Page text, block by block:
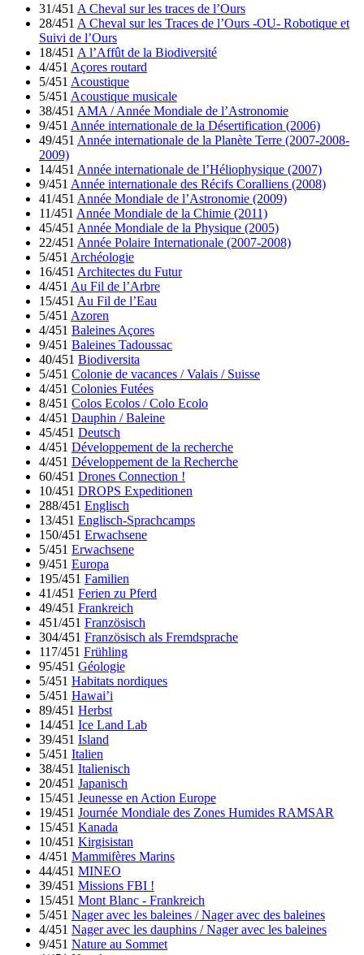
31/451 A Cheval sur les traces de l’Ours
28/451 A Cheval sur les Traces de l’Ours -OU- Robotique et
Suivi de l’Ours
18/451 A l’Affût de la Biodiversité
4/451 Açores routard
5/451 Acoustique
5/451 Acoustique musicale
38/451 AMA / Année Mondiale de l’Astronomie
9/451 Année internationale de la Désertification (2006)
49/451 Année internationale de la Planète Terre (2007-2008-
2009)
14/451 Année internationale de l’Héliophysique (2007)
9/451 Année internationale des Récifs Coralliens (2008)
41/451 Année Mondiale de l’Astronomie (2009)
11/451 Année Mondiale de la Chimie (2011)
45/451 Année Mondiale de la Physique (2005)
22/451 Année Polaire Internationale (2007-2008)
5/451 Archéologie
16/451 Architectes du Futur
4/451 Au Fil de l’Arbre
15/451 Au Fil de l’Eau
5/451 Azoren
4/451 Baleines Açores
9/451 Baleines Tadoussac
40/451 Biodiversita
5/451 Colonie de vacances / Valais / Suisse
4/451 Colonies Futées
8/451 Colos Ecolos / Colo Ecolo
4/451 Dauphin / Baleine
45/451 Deutsch
4/451 Développement de la recherche
4/451 Développement de la Recherche
60/451 Drones Connection !
10/451 DROPS Expeditionen
288/451 Englisch
13/451 Englisch-Sprachcamps
150/451 Erwachsene
5/451 Erwachsene
9/451 Europa
195/451 Familien
41/451 Ferien zu Pferd
49/451 Frankreich
451/451 Französisch
304/451 Französisch als Fremdsprache
117/451 Frühling
95/451 Géologie
5/451 Habitats nordiques
5/451 Hawai’i
89/451 Herbst
14/451 Ice Land Lab
39/451 Island
5/451 Italien
38/451 Italienisch
20/451 Japanisch
15/451 Jeunesse en Action Europe
19/451 Journée Mondiale des Zones Humides RAMSAR
15/451 Kanada
10/451 Kirgisistan
4/451 Mammifères Marins
44/451 MINEO
39/451 Missions FBI !
15/451 Mont Blanc - Frankreich
5/451 Nager avec les baleines / Nager avec des baleines
4/451 Nager avec les dauphins / Nager avec les baleines
9/451 Nature au Sommet